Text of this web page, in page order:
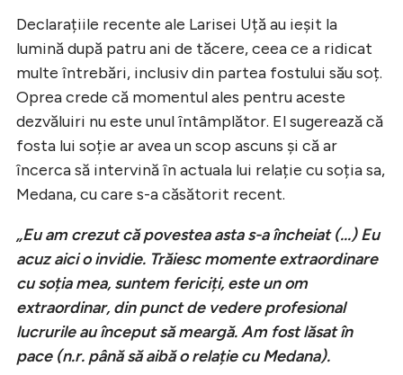
Declarațiile recente ale Larisei Uță au ieșit la
lumină după patru ani de tăcere, ceea ce a ridicat
multe întrebări, inclusiv din partea fostului său soț.
Oprea crede că momentul ales pentru aceste
dezvăluiri nu este unul întâmplător. El sugerează că
fosta lui soție ar avea un scop ascuns și că ar
încerca să intervină în actuala lui relație cu soția sa,
Medana, cu care s-a căsătorit recent.
„Eu am crezut că povestea asta s-a încheiat (...) Eu
acuz aici o invidie. Trăiesc momente extraordinare
cu soția mea, suntem fericiți, este un om
extraordinar, din punct de vedere profesional
lucrurile au început să meargă. Am fost lăsat în
pace (n.r. până să aibă o relație cu Medana).